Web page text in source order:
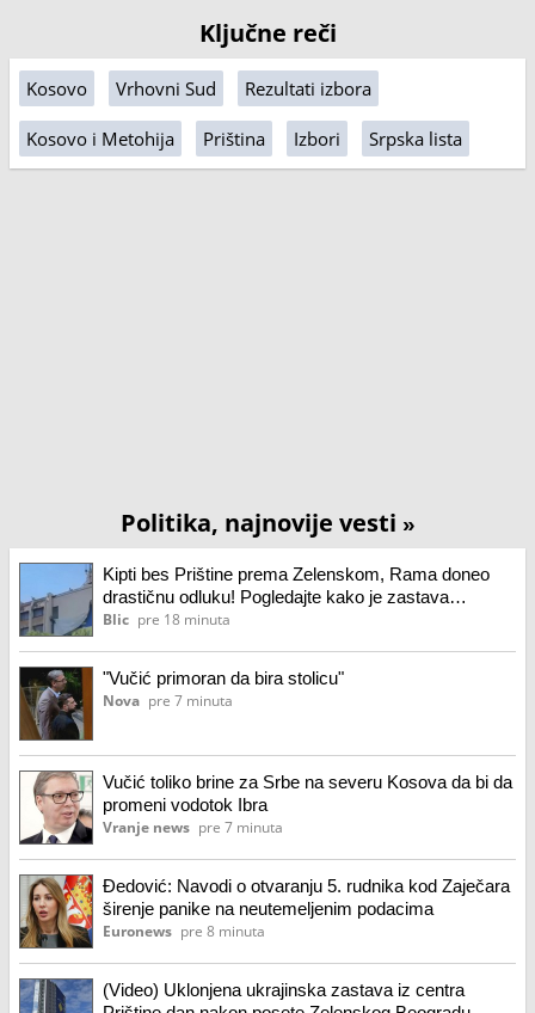
Ključne reči
Kosovo Vrhovni Sud Rezultati izbora
Kosovo i Metohija Priština Izbori Srpska lista
Politika, najnovije vesti »
Kipti bes Prištine prema Zelenskom, Rama doneo
drastičnu odluku! Pogledajte kako je zastava
Ukrajine skinuta sa zgrade u centru grada (video)
Blic pre 18 minuta
"Vučić primoran da bira stolicu"
Nova pre 7 minuta
Vučić toliko brine za Srbe na severu Kosova da bi da
promeni vodotok Ibra
Vranje news pre 7 minuta
Đedović: Navodi o otvaranju 5. rudnika kod Zaječara
širenje panike na neutemeljenim podacima
Euronews pre 8 minuta
(Video) Uklonjena ukrajinska zastava iz centra